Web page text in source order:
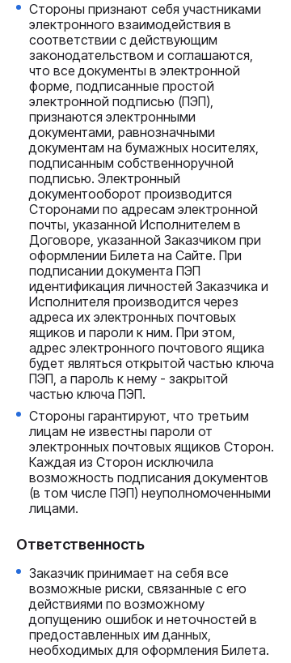
Стороны признают себя участниками
электронного взаимодействия в
соответствии с действующим
законодательством и соглашаются,
что все документы в электронной
форме, подписанные простой
электронной подписью (ПЭП),
признаются электронными
документами, равнозначными
документам на бумажных носителях,
подписанным собственноручной
подписью. Электронный
документооборот производится
Сторонами по адресам электронной
почты, указанной Исполнителем в
Договоре, указанной Заказчиком при
оформлении Билета на Сайте. При
подписании документа ПЭП
идентификация личностей Заказчика и
Исполнителя производится через
адреса их электронных почтовых
ящиков и пароли к ним. При этом,
адрес электронного почтового ящика
будет являться открытой частью ключа
ПЭП, а пароль к нему - закрытой
частью ключа ПЭП.
Стороны гарантируют, что третьим
лицам не известны пароли от
электронных почтовых ящиков Сторон.
Каждая из Сторон исключила
возможность подписания документов
(в том числе ПЭП) неуполномоченными
лицами.
Ответственность
Заказчик принимает на себя все
возможные риски, связанные с его
действиями по возможному
допущению ошибок и неточностей в
предоставленных им данных,
необходимых для оформления Билета.